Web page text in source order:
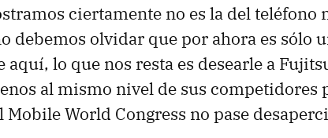
ciertamente no es la del teléfono
debemos olvidar que por ahora es sólo
aquí, lo que nos resta es desearle a
al mismo nivel de sus competidores
Mobile World Congress no pase